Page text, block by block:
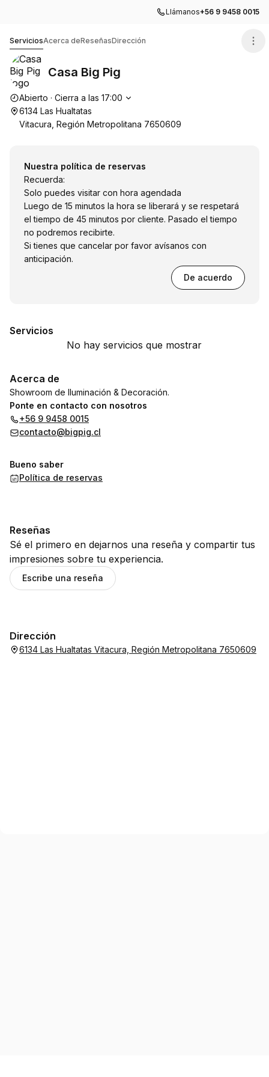
Llámanos+56 9 9458 0015
ServiciosAcerca deReseñasDirección
Casa Big Pig
Horario de apertura
Abierto · Cierra a las 17:00
6134 Las Hualtatas
Vitacura, Región Metropolitana 7650609
Nuestra política de reservas
Recuerda:
Solo puedes visitar con hora agendada
Luego de 15 minutos la hora se liberará y se respetará
el tiempo de 45 minutos por cliente. Pasado el tiempo
no podremos recibirte.
Si tienes que cancelar por favor avísanos con
anticipación.
De acuerdo
Servicios
No hay servicios que mostrar
Acerca de
Showroom de Iluminación & Decoración.
Ponte en contacto con nosotros
+56 9 9458 0015
contacto@bigpig.cl
Bueno saber
Política de reservas
Reseñas
Sé el primero en dejarnos una reseña y compartir tus
impresiones sobre tu experiencia.
Escribe una reseña
Dirección
6134 Las Hualtatas Vitacura, Región Metropolitana 7650609